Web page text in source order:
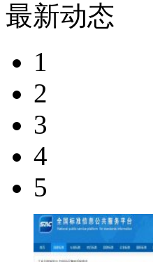
最新动态
1
2
3
4
5